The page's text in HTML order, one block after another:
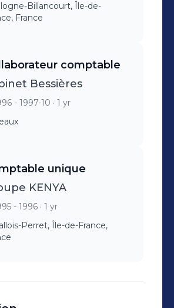
Billancourt, Île-de-
France
comptable
Bessières
- 1997-10 · 1 yr
unique
KENYA
- 1996 · 1 yr
Perret, Île-de-France,